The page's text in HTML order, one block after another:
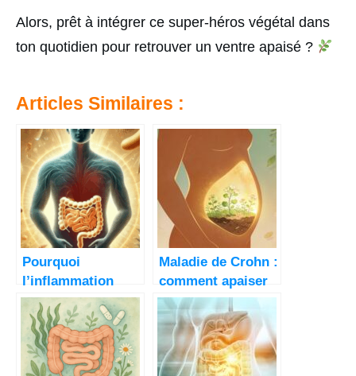
Alors, prêt à intégrer ce super-héros végétal dans
ton quotidien pour retrouver un ventre apaisé ?
Articles Similaires :
Pourquoi
l’inflammation
intestinale est au
cœur de 70% des
maladies.
Maladie de Crohn :
comment apaiser
ton intestin au
naturel